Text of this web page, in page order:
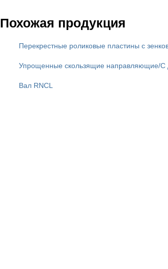
Похожая продукция
Перекрестные роликовые пластины с
Упрощенные скользящие направляющие/С
Вал RNCL